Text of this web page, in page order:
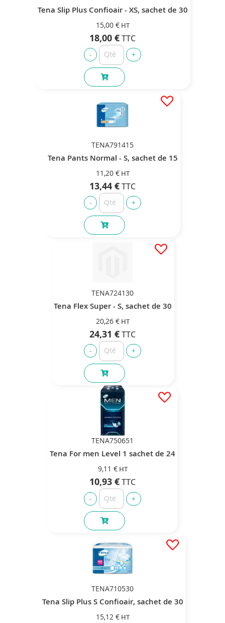
Tena Slip Plus Confioair - XS, sachet de 30
15,00 €
18,00 €
TENA791415
Tena Pants Normal - S, sachet de 15
11,20 €
13,44 €
TENA724130
Tena Flex Super - S, sachet de 30
20,26 €
24,31 €
TENA750651
Tena For men Level 1 sachet de 24
9,11 €
10,93 €
TENA710530
Tena Slip Plus S Confioair, sachet de 30
15,12 €